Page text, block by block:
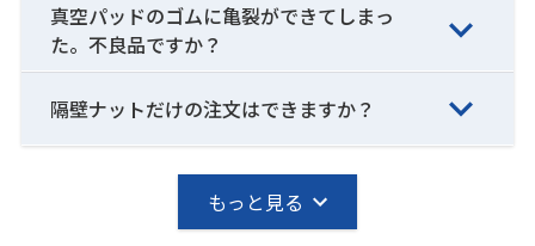
真空パッドのゴムに亀裂ができてしまっ
た。不良品ですか？
隔壁ナットだけの注文はできますか？
もっと見る